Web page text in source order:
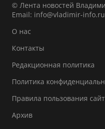
© Лента новостей
Email: info@vladimir-info.ru
О нас
Контакты
Редакционная политика
Политика
Правила пользования
Архив